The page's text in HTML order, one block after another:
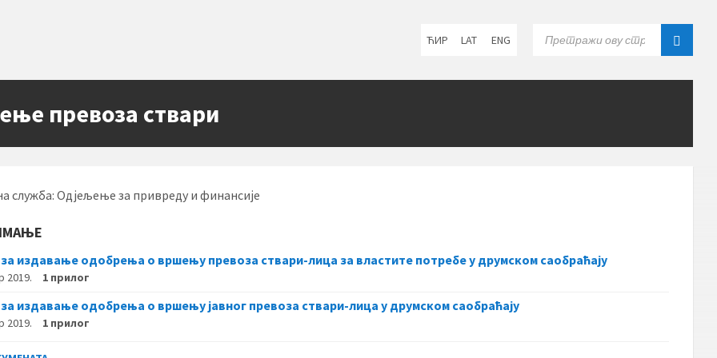
s
g
ЋИР LAT ENG
превоза ствари
служба: Одјељење за привреду и финансије
за издавање одобрења о вршењу превоза ствари-лица за властите потребе у друмском саобраћају
2019. 1 прилог
за издавање одобрења о вршењу јавног превоза ствари-лица у друмском саобраћају
2019. 1 прилог